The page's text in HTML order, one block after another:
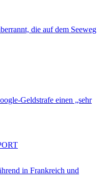
die auf dem Seeweg
Geldstrafe einen „sehr
in Frankreich und